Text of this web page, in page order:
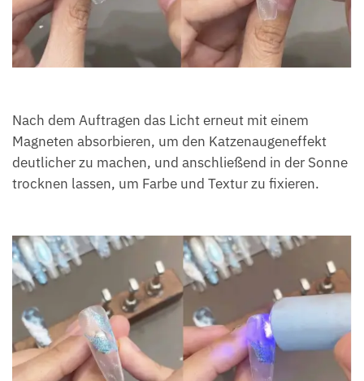
Nach dem Auftragen das Licht erneut mit einem
Magneten absorbieren, um den Katzenaugeneffekt
deutlicher zu machen, und anschließend in der Sonne
trocknen lassen, um Farbe und Textur zu fixieren.